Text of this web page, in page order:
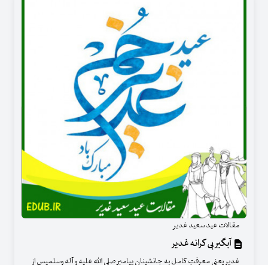
مقالات عید سعید غدیر
آبگیر بی کرانه غدیر
غدیر یعنی معرفتِ کامل به جانشینان پیامبر صلی الله علیه و آله وسلمپس از